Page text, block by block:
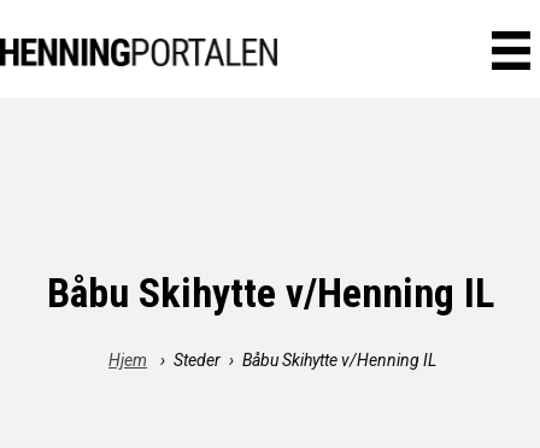
Båbu Skihytte v/Henning IL
Hjem › Steder › Båbu Skihytte v/Henning IL